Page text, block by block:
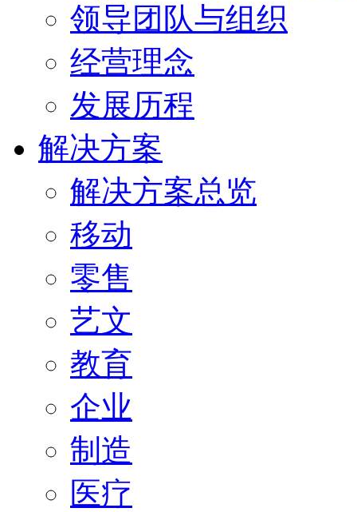
领导团队与组织
经营理念
发展历程
解决方案
解决方案总览
移动
零售
艺文
教育
企业
制造
医疗